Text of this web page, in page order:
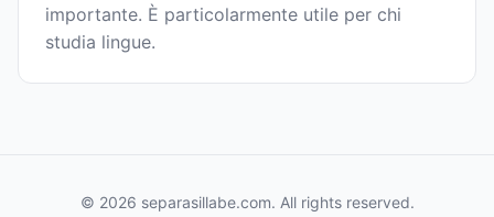
importante. È particolarmente utile per chi
studia lingue.
© 2026 separasillabe.com. All rights reserved.